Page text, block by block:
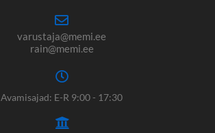
varustaja@memi.ee
rain@memi.ee
Avamisajad: E-R 9:00 - 17:30